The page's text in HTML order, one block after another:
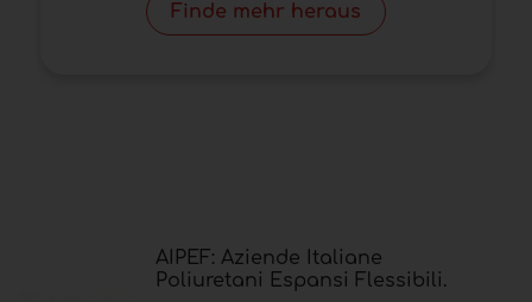
Finde mehr heraus
AIPEF: Aziende Italiane
Poliuretani Espansi Flessibili.